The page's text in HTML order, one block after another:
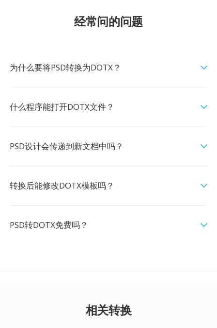
经常问的问题
为什么要将PSD转换为DOTX？
什么程序能打开DOTX文件？
PSD设计会传递到新文档中吗？
转换后能修改DOTX模板吗？
PSD转DOTX免费吗？
相关转换